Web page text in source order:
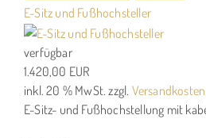
E-Sitz und Fußhochsteller
verfügbar
1.420,00 EUR
inkl. 20 % MwSt. zzgl. Versandkosten
E-Sitz- und Fußhochstellung mit